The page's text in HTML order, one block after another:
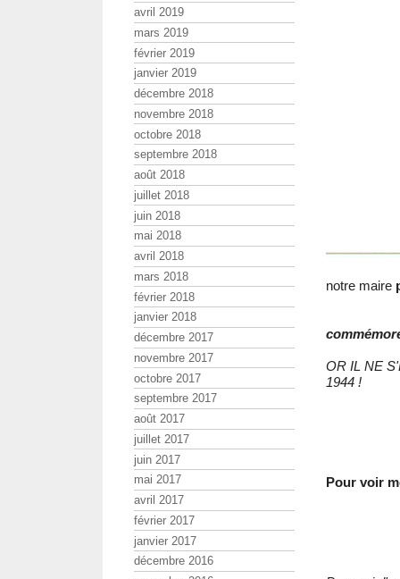
notre maire
OR IL NE
1944 !
Pour voir
avril 2019
mars 2019
février 2019
janvier 2019
décembre 2018
novembre 2018
octobre 2018
septembre 2018
août 2018
juillet 2018
juin 2018
mai 2018
avril 2018
mars 2018
février 2018
janvier 2018
décembre 2017
novembre 2017
octobre 2017
septembre 2017
août 2017
juillet 2017
juin 2017
mai 2017
avril 2017
février 2017
janvier 2017
décembre 2016